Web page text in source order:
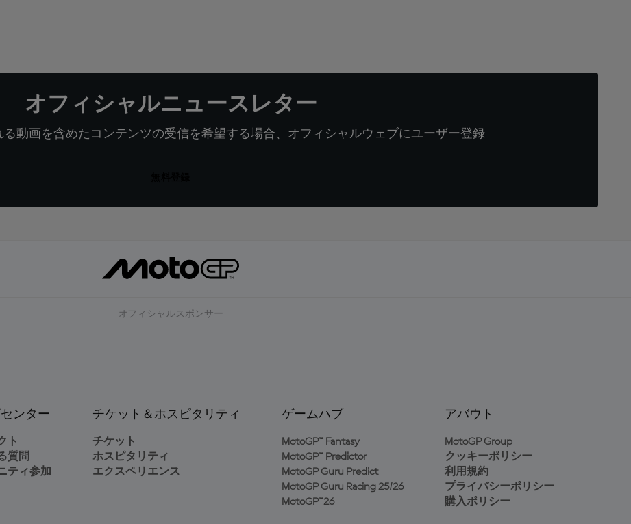
オフィシャルニュースレター
動画を含めたコンテンツの受信を希望する場合、オフィシャルウェブにユーザー登録
オフィシャルスポンサー
ンター
ト
質問
ティ参加
チケット＆ホスピタリティ
チケット
ホスピタリティ
エクスペリエンス
ゲームハブ
MotoGP™ Fantasy
MotoGP™ Predictor
MotoGP Guru Predict
MotoGP Guru Racing 25/26
MotoGP™26
アバウト
MotoGP Group
クッキーポリシー
利用規約
プライバシーポリシー
購入ポリシー